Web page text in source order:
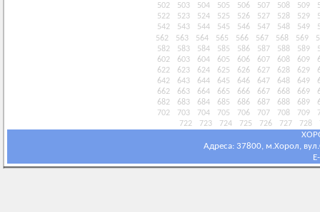
502
503 504 505 506 507 508 509
522
523 524 525 526 527 528 529
542
543 544 545 546 547 548 549
562
563 564 565 566 567 568 569
582
583 584 585 586 587 588 589
602
603 604 605 606 607 608 609
622
623 624 625 626 627 628 629
642
643 644 645 646 647 648 649
662
663 664 665 666 667 668 669
682
683 684 685 686 687 688 689
702
703 704 705 706 707 708 709
722
723 724 725 726 727 728
Адреса: 37800, м.Хорол,